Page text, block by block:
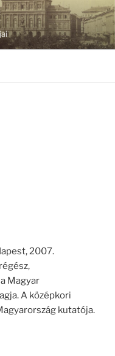
2007.
Magyar
A középkori
kutatója.